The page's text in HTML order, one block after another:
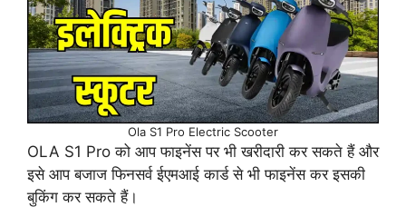
Ola S1 Pro Electric Scooter
OLA S1 Pro को आप फाइनेंस पर भी खरीदारी कर सकते हैं‌ और
इसे आप बजाज फिनसर्व ईएमआई कार्ड से भी फाइनेंस कर इसकी
बुकिंग कर सकते हैं।